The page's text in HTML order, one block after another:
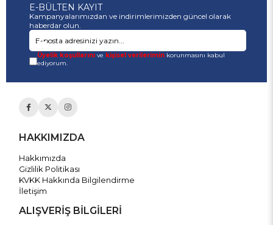
E-BÜLTEN KAYIT
Kampanyalarımızdan ve indirimlerimizden güncel olarak
haberdar olun.
Üyelik koşullarınıve kişisel verileriminkorunmasını kabul
ediyorum.
HAKKIMIZDA
Hakkımızda
Gizlilik Politikası
KVKK Hakkında Bilgilendirme
İletişim
ALIŞVERİŞ BİLGİLERİ